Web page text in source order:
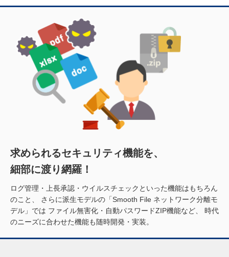
求められるセキュリティ機能を、
細部に渡り網羅！
ログ管理・上長承認・ウイルスチェックといった機能はもちろん
のこと、
さらに派生モデルの「Smooth File ネットワーク分離モ
デル」では ファイル無害化・自動パスワードZIP機能など、
時代
のニーズに合わせた機能も随時開発・実装。